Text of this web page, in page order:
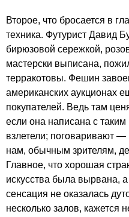
Второе, что бросается в
техника. Футурист Давид
бирюзовой сережкой,
мастерски выписана,
терракотовы. Фешин
американских аукционах
покупателей. Ведь там
если она написана с
взлетели; поговаривают
нам, обычным зрителям,
Главное, что хорошая
искусства была вырвана,
сенсация не оказалась
несколько залов, кажется